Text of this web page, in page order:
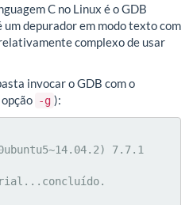
C no Linux é o GDB
um depurador em modo texto com
complexo de usar
invocar o GDB com o
-g ):
7.7.1